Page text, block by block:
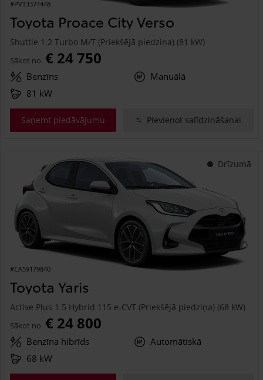
#PVT3374448
Toyota Proace City Verso
Shuttle 1.2 Turbo M/T (Priekšējā piedziņa) (81 kW)
Sākot no € 24 750
Benzīns
Manuālā
81 kW
Saņemt piedāvājumu Pievienot salīdzināšanai
Drīzumā
#CA59179840
Toyota Yaris
Active Plus 1.5 Hybrid 115 e-CVT (Priekšējā piedziņa) (68 kW)
Sākot no € 24 800
Benzīna hibrīds
Automātiskā
68 kW